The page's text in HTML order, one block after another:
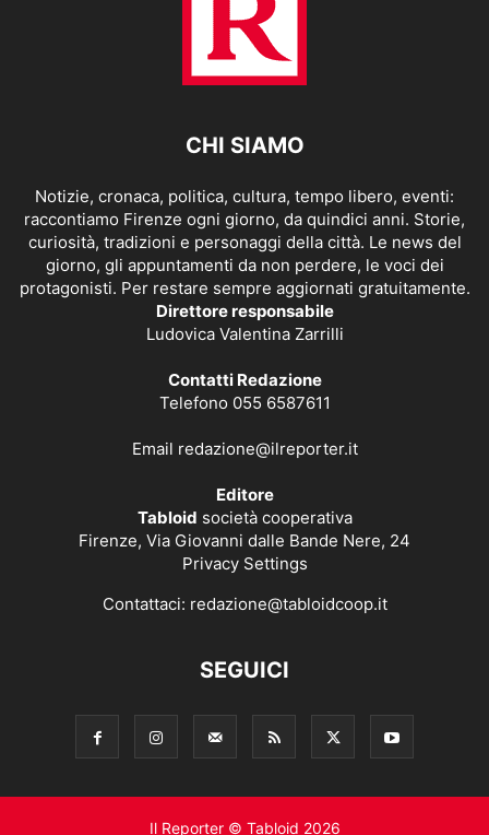
CHI SIAMO
Notizie, cronaca, politica, cultura, tempo libero, eventi:
raccontiamo Firenze ogni giorno, da quindici anni. Storie,
curiosità, tradizioni e personaggi della città. Le news del
giorno, gli appuntamenti da non perdere, le voci dei
protagonisti. Per restare sempre aggiornati gratuitamente.
Direttore responsabile
Ludovica Valentina Zarrilli
Contatti Redazione
Telefono 055 6587611
Email redazione@ilreporter.it
Editore
Tabloid società cooperativa
Firenze, Via Giovanni dalle Bande Nere, 24
Privacy Settings
Contattaci: redazione@tabloidcoop.it
SEGUICI
Il Reporter © Tabloid 2026